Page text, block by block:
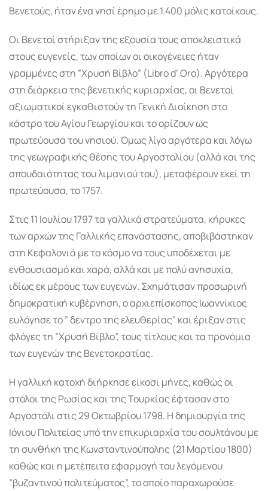
Βενετούς, ήταν ένα νησί έρημο με 1.400 μόλις κατοίκους.
Οι Βενετοί στήριξαν της εξουσία τους αποκλειστικά
στους ευγενείς, των οποίων οι οικογένειες ήταν
γραμμένες στη ”Χρυσή Βίβλο” (Libro d’ Oro). Αργότερα
στη διάρκεια της βενετικής κυριαρχίας, οι Βενετοί
αξιωματικοί εγκαθιστούν τη Γενική Διοίκηση στο
κάστρο του Αγίου Γεωργίου και το ορίζουν ως
πρωτεύουσα του νησιού. Όμως λίγο αργότερα και λόγω
της γεωγραφικής θέσης του Αργοστολίου (αλλά και της
σπουδαιότητας του λιμανιού του), μεταφέρουν εκεί τη
πρωτεύουσα, το 1757.
Στις 11 Ιουλίου 1797 τα γαλλικά στρατεύματα, κήρυκες
των αρχών της Γαλλικής επανάστασης, αποβιβάστηκαν
στη Κεφαλονιά με το κόσμο να τους υποδέχεται με
ενθουσιασμό και χαρά, αλλά και με πολύ ανησυχία,
ιδίως εκ μέρους των ευγενών. Σχημάτισαν προσωρινή
δημοκρατική κυβέρνηση, ο αρχιεπίσκοπος Ιωαννίκιος
ευλόγησε το ” δέντρο της ελευθερίας” και έριξαν στις
φλόγες τη ”Χρυσή Βίβλο”, τους τίτλους και τα προνόμια
των ευγενών της Βενετοκρατίας.
Η γαλλική κατοχή διήρκησε είκοσι μήνες, καθώς οι
στόλοι της Ρωσίας και της Τουρκίας έφτασαν στο
Αργοστόλι στις 29 Οκτωβρίου 1798. Η δημιουργία της
Ιόνιου Πολιτείας υπό την επικυριαρχία του σουλτάνου με
τη συνθήκη της Κωνσταντινούπολης (21 Μαρτίου 1800)
καθώς και η μετέπειτα εφαρμογή του λεγόμενου
”βυζαντινού πολιτεύματος”, το οποίο παραχωρούσε